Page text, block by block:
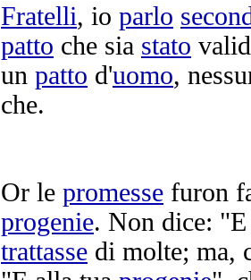
Fratelli, io parlo
patto che sia stato
un patto d'uomo,
che.
Or le promesse furon
progenie. Non dice:
trattasse di molte; ma,